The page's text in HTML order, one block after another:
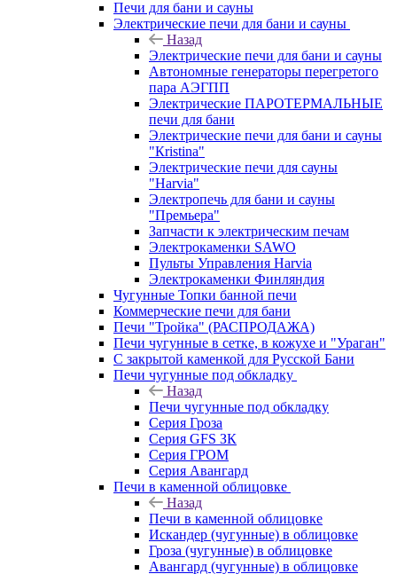
Печи для бани и сауны
Электрические печи для бани и сауны
Назад
Электрические печи для бани и сауны
Автономные генераторы перегретого
пара АЭГПП
Электрические ПАРОТЕРМАЛЬНЫЕ
печи для бани
Электрические печи для бани и сауны
"Кristina"
Электрические печи для сауны
"Harvia"
Электропечь для бани и сауны
"Премьера"
Запчасти к электрическим печам
Электрокаменки SAWO
Пульты Управления Harvia
Электрокаменки Финляндия
Чугунные Топки банной печи
Коммерческие печи для бани
Печи "Тройка" (РАСПРОДАЖА)
Печи чугунные в сетке, в кожухе и "Ураган"
С закрытой каменкой для Русской Бани
Печи чугунные под обкладку
Назад
Печи чугунные под обкладку
Серия Гроза
Серия GFS ЗК
Серия ГРОМ
Серия Авангард
Печи в каменной облицовке
Назад
Печи в каменной облицовке
Искандер (чугунные) в облицовке
Гроза (чугунные) в облицовке
Авангард (чугунные) в облицовке